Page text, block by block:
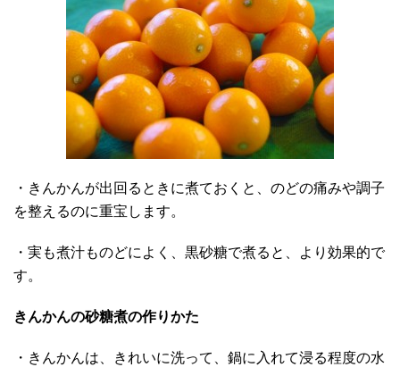
・きんかんが出回るときに煮ておくと、のどの痛みや調子
を整えるのに重宝します。
・実も煮汁ものどによく、黒砂糖で煮ると、より効果的で
す。
きんかんの砂糖煮の作りかた
・きんかんは、きれいに洗って、鍋に入れて浸る程度の水